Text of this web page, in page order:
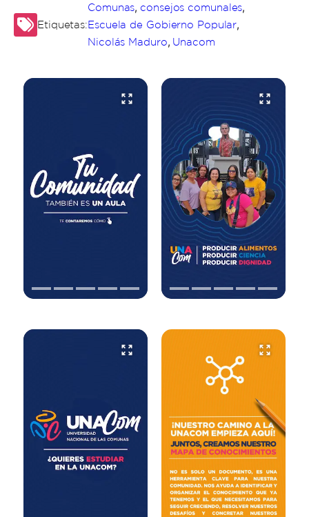
Etiquetas:
Comunas, consejos comunales,
Escuela de Gobierno Popular,
Nicolás Maduro, Unacom